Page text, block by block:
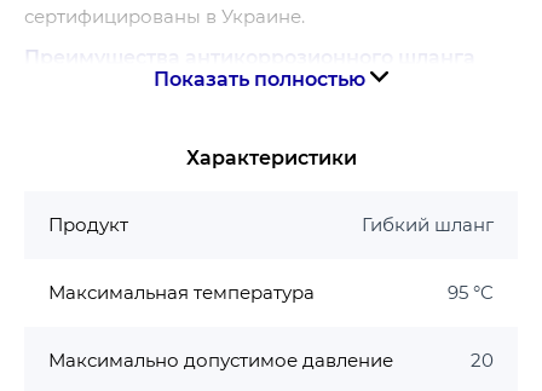
сертифицированы в Украине.
Преимущества антикоррозионного шланга
Aquastrong Nylon:
Большая гибкость
нет перегибов или скручивания
Электронепроводимость, то есть
другими системами
Показать полностью
Характеристики
Продукт Гибкий шланг
Максимальная температура 95 °C
Максимально допустимое давление 20